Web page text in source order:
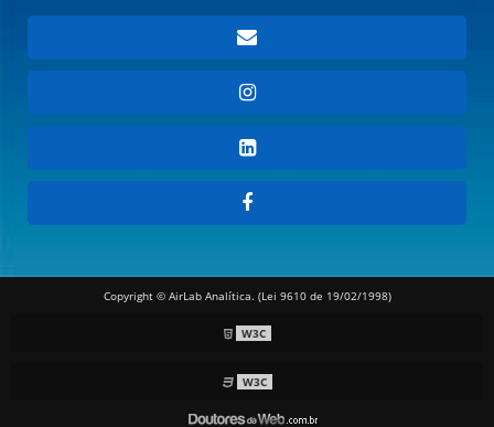
Copyright © AirLab Analítica. (Lei 9610 de 19/02/1998)
W3C
W3C